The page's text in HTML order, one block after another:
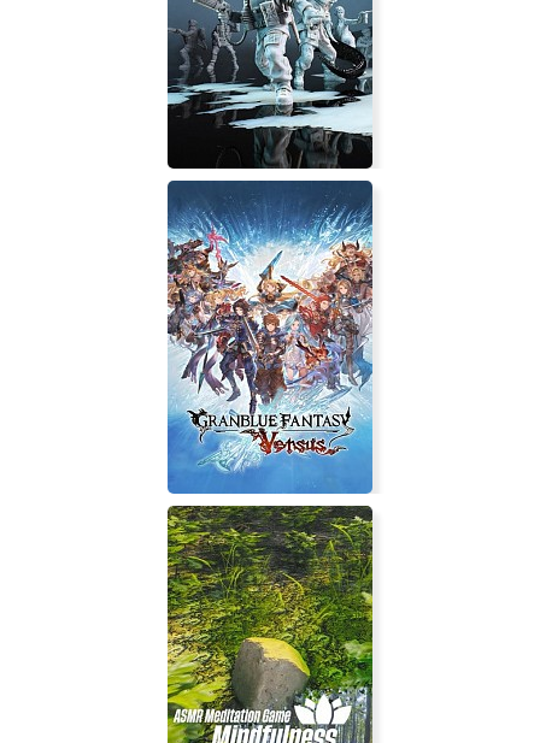
Tetris: The Grand Master Ace
Achtung! Cthulhu Tactics
Granblue Fantasy: Versus